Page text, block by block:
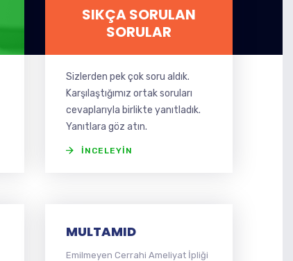
SIKÇA SORULAN
SORULAR
Sizlerden pek çok soru aldık.
Karşılaştığımız ortak soruları
cevaplarıyla birlikte yanıtladık.
Yanıtlara göz atın.
İNCELEYIN
MULTAMID
Emilmeyen Cerrahi Ameliyat İpliği